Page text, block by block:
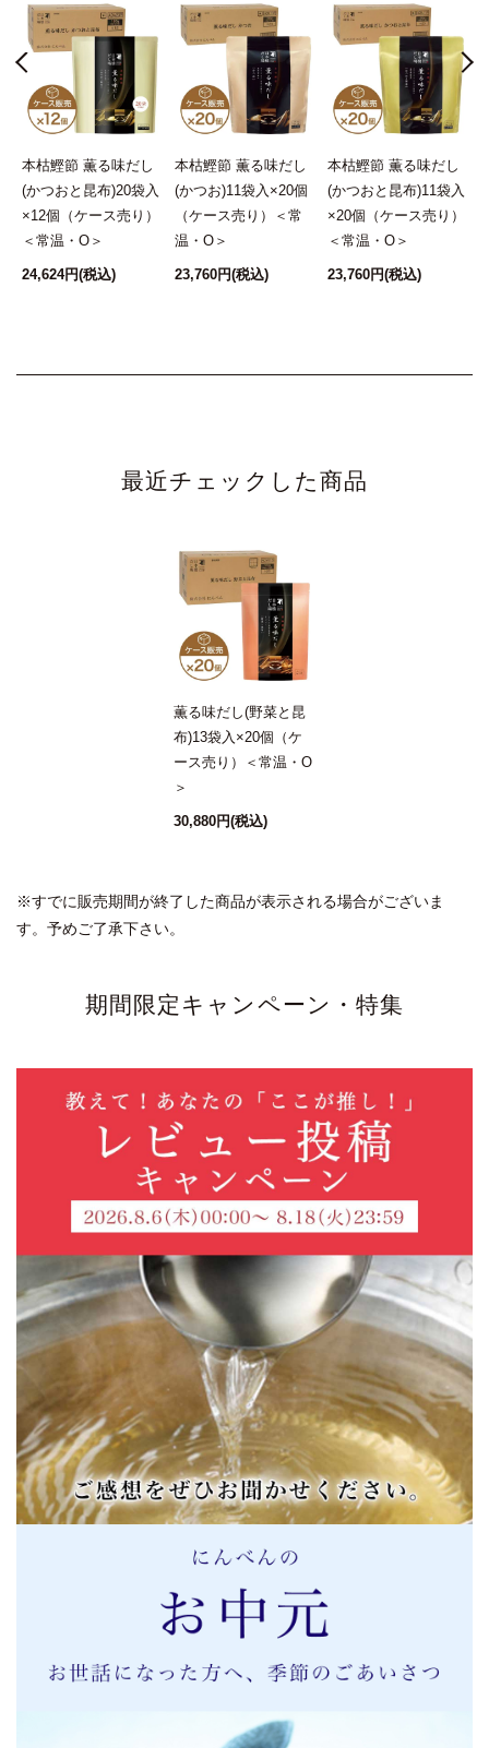
本枯鰹節 薫る味だし
(かつおと昆布)20袋入
×12個（ケース売り）
＜常温・O＞
24,624円(税込)
本枯鰹節 薫る味だし
(かつお)11袋入×20個
（ケース売り）＜常
温・O＞
23,760円(税込)
本枯鰹節 薫る味だし
(かつおと昆布)11袋入
×20個（ケース売り）
＜常温・O＞
23,760円(税込)
最近チェックした商品
薫る味だし(野菜と昆
布)13袋入×20個（ケ
ース売り）＜常温・O
＞
30,880円(税込)
※すでに販売期間が終了した商品が表示される場合がございま
す。予めご了承下さい。
期間限定キャンペーン・特集